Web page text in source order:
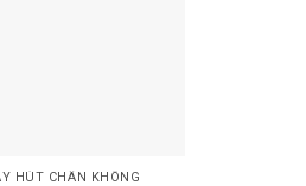
HÚT CHÂN KHÔNG